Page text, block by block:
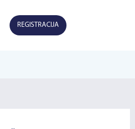
REGISTRACIJA